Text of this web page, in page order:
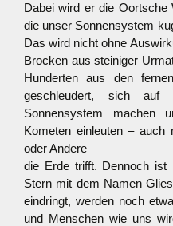
Dabei wird er die Oortsche
die unser Sonnensystem
Das wird nicht ohne
Brocken aus steiniger
Hunderten aus den
geschleudert, sich
Sonnensystem machen
Kometen einleuten –
oder Andere
die Erde trifft. Dennoch
Stern mit dem Namen
eindringt, werden noch
und Menschen wie uns